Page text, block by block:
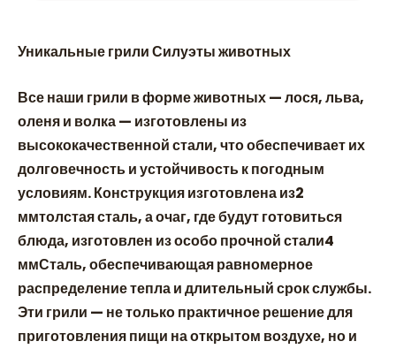
Уникальные грили Силуэты животных
Все наши грили в форме животных — лося, льва,
оленя и волка — изготовлены из
высококачественной стали, что обеспечивает их
долговечность и устойчивость к погодным
условиям. Конструкция изготовлена из2
ммтолстая сталь, а очаг, где будут готовиться
блюда, изготовлен из особо прочной стали4
ммСталь, обеспечивающая равномерное
распределение тепла и длительный срок службы.
Эти грили — не только практичное решение для
приготовления пищи на открытом воздухе, но и